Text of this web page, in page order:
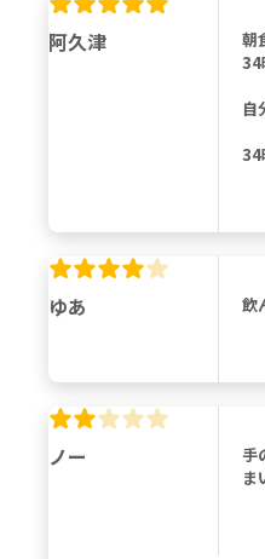
阿久津
朝
34
自
34
ゆあ
飲
ノー
手
ま